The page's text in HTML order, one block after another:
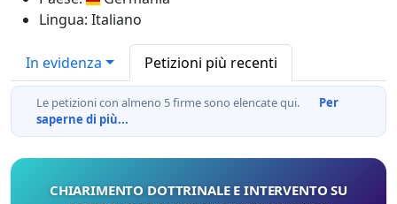
Lingua: Italiano
In evidenza Petizioni più recenti
Le petizioni con almeno 5 firme sono elencate qui.
Per
saperne di più...
CHIARIMENTO DOTTRINALE E INTERVENTO SU